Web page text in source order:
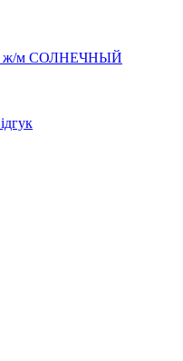
ж/м СОЛНЕЧНЫЙ